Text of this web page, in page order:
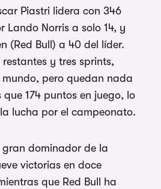
Piastri lidera con 346
Lando Norris a solo 14, y
(Red Bull) a 40 del líder.
y tres sprints,
pero quedan nada
174 puntos en juego, lo
lucha por el campeonato.
gran dominador de la
victorias en doce
que Red Bull ha